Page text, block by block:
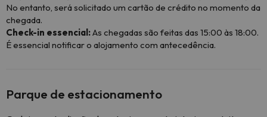
No entanto, será solicitado um cartão de crédito no momento da
chegada.
Check-in essencial:As chegadas são feitas das 15:00 às 18:00.
É essencial notificar o alojamento com antecedência.
Parque de estacionamento